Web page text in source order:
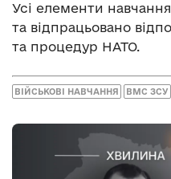
Усі елементи
та відпрацьовано
та процедур НАТО.
ВІЙСЬКОВІ НАВЧАННЯ ВМС ЗСУ